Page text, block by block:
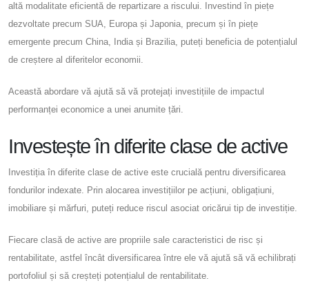
altă modalitate eficientă de repartizare a riscului. Investind în piețe
dezvoltate precum SUA, Europa și Japonia, precum și în piețe
emergente precum China, India și Brazilia, puteți beneficia de potențialul
de creștere al diferitelor economii.
Această abordare vă ajută să vă protejați investițiile de impactul
performanței economice a unei anumite țări.
Investește în diferite clase de active
Investiția în diferite clase de active este crucială pentru diversificarea
fondurilor indexate. Prin alocarea investițiilor pe acțiuni, obligațiuni,
imobiliare și mărfuri, puteți reduce riscul asociat oricărui tip de investiție.
Fiecare clasă de active are propriile sale caracteristici de risc și
rentabilitate, astfel încât diversificarea între ele vă ajută să vă echilibrați
portofoliul și să creșteți potențialul de rentabilitate.